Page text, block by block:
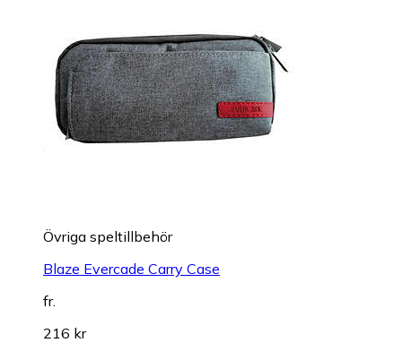
Övriga speltillbehör
Blaze Evercade Carry Case
fr.
216 kr